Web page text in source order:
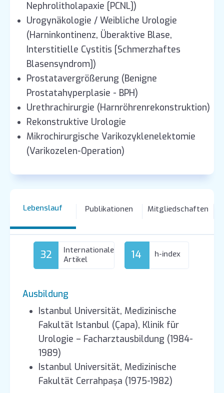
Nephrolitholapaxie [PCNL])
Urogynäkologie / Weibliche Urologie
(Harninkontinenz, Überaktive Blase,
Interstitielle Cystitis [Schmerzhaftes
Blasensyndrom])
Prostatavergrößerung (Benigne
Prostatahyperplasie - BPH)
Urethrachirurgie (Harnröhrenrekonstruktion)
Rekonstruktive Urologie
Mikrochirurgische Varikozyklenelektomie
(Varikozelen-Operation)
Lebenslauf Publikationen Mitgliedschaften
32
Internationale
Artikel
14 h-index
Ausbildung
Istanbul Universität, Medizinische
Fakultät Istanbul (Çapa), Klinik für
Urologie – Facharztausbildung (1984-
1989)
Istanbul Universität, Medizinische
Fakultät Cerrahpaşa (1975-1982)